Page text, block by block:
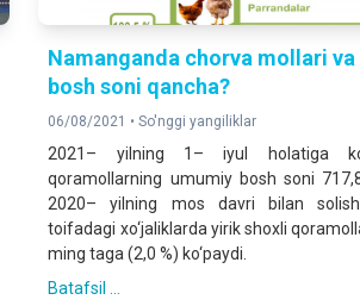
Namanganda chorva mollari
bosh soni qancha?
06/08/2021 •So'nggi yangiliklar
2021– yilning 1– iyul holatiga
qoramollarning umumiy bosh soni
2020– yilning mos davri bilan
toifadagi xo‘jaliklarda yirik shoxli
ming taga (2,0 %) ko‘paydi.
Batafsil ...